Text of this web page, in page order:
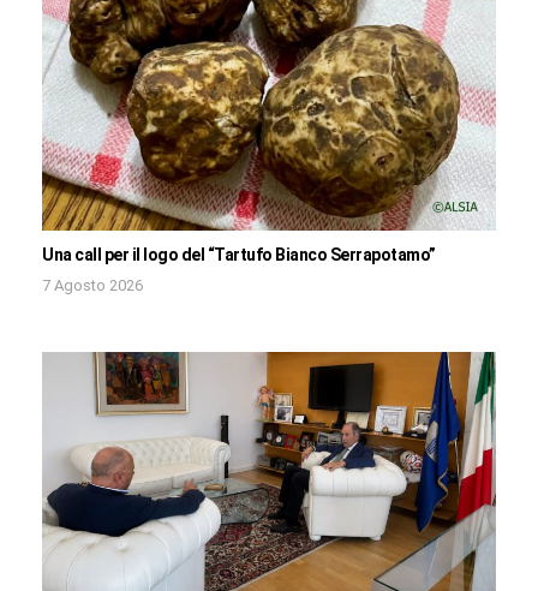
Una call per il logo del “Tartufo Bianco Serrapotamo”
7 Agosto 2026